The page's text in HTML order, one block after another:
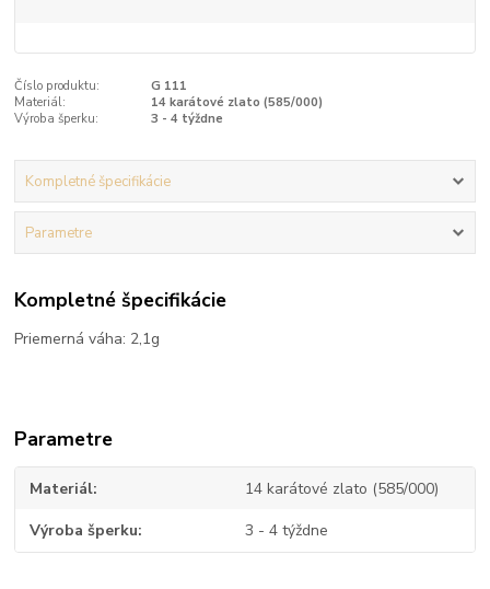
Číslo produktu:
G 111
Materiál:
14 karátové zlato (585/000)
Výroba šperku:
3 - 4 týždne
Kompletné špecifikácie
Parametre
Kompletné špecifikácie
Priemerná váha: 2,1g
Parametre
Materiál 14 karátové zlato (585/000)
Výroba šperku 3 - 4 týždne